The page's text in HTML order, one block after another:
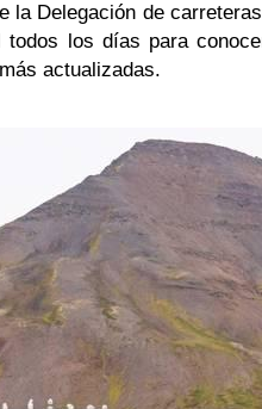
la Delegación de
todos los días para
actualizadas.